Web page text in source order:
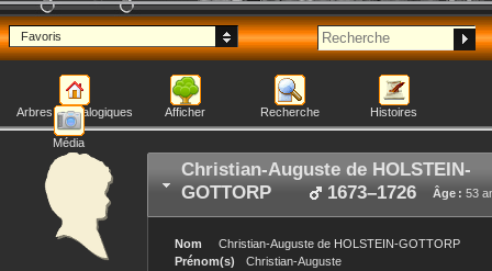
Favoris
Arbres généalogiques Afficher Recherche Histoires
Média
Christian-Auguste de HOLSTEIN-
GOTTORP
Âge : 53
1673–1726
Nom Christian-Auguste de HOLSTEIN-GOTTORP
Prénom(s)
Christian-Auguste